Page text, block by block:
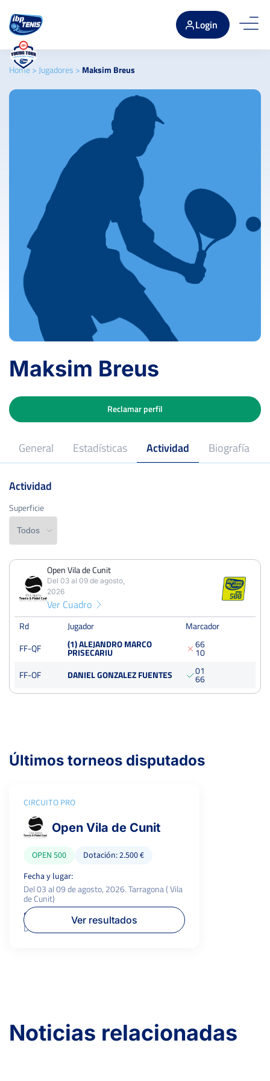
Login
Home> Jugadores > Maksim Breus
Maksim Breus
General Estadísticas Actividad Biografía
Reclamar perfil
Superficie
PERDIDOSPARTIDOS
1 2
PERDIDOS SETS
2 2
PERDIDOS JUEGOS GANADOS
13
Dura
Actividad
Superficie
Open Vila de Cunit
Del 03 al 09 de agosto,
2026
Ver Cuadro
Rd Jugador
Marcador
FF-QF
(1) ALEJANDRO MARCO
PRISECARIU
6
1
6
0
FF-OF
DANIEL GONZALEZ FUENTES 0
6
1
6
Últimos torneos disputados
CIRCUITO PRO
Open Vila de Cunit
OPEN 500
Dotación: 2.500 €
Fecha y lugar:
Del 03 al 09 de agosto, 2026. Tarragona ( Vila
de Cunit)
Superficie:
Dura
P.campeón:
500 €
Ver resultados
Noticias relacionadas